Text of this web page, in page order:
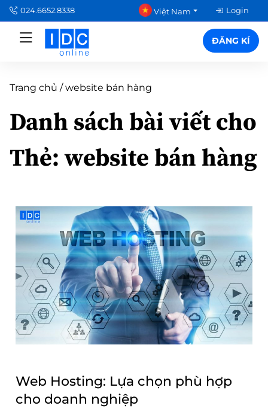
024.6652.8338 Việt Nam Login
ĐĂNG KÍ
Trang chủ /website bán hàng
Danh sách bài viết cho
Thẻ:website bán hàng
Web Hosting: Lựa chọn phù hợp
cho doanh nghiệp